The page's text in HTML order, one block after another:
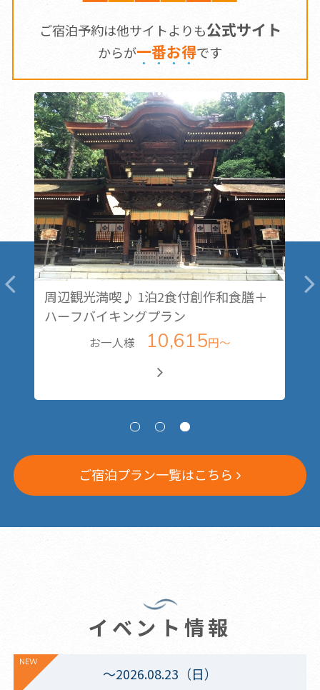
ご宿泊予約は他サイトよりも公式サイト
からが一番お得です
周辺観光満喫♪ 1泊2食付創作和食膳＋
ハーフバイキングプラン
お一人様 10,615円～
ご宿泊プラン一覧はこちら
イベント情報
NEW
～2026.08.23（日）